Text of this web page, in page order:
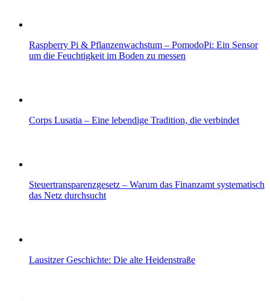
Raspberry Pi & Pflanzenwachstum – PomodoPi: Ein Sensor
um die Feuchtigkeit im Boden zu messen
Corps Lusatia – Eine lebendige Tradition, die verbindet
Steuertransparenzgesetz – Warum das Finanzamt systematisch
das Netz durchsucht
Lausitzer Geschichte: Die alte Heidenstraße